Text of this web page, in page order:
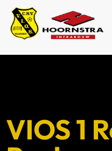
VIOS 1